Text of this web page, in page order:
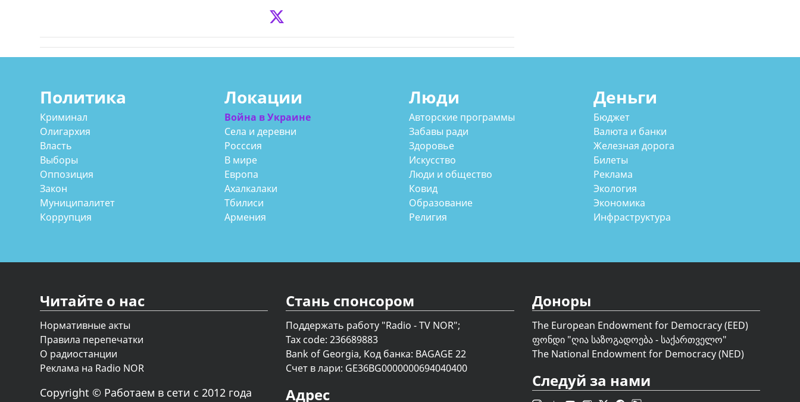
Политика
Криминал
Олигархия
Власть
Выборы
Оппозиция
Закон
Муниципалитет
Коррупция
Локации
Война в Украине
Села и деревни
Росссия
В мире
Европа
Ахалкалаки
Тбилиси
Армения
Люди
Авторские программы
Забавы ради
Здоровье
Искусство
Люди и общество
Ковид
Образование
Религия
Деньги
Бюджет
Валюта и банки
Железная дорога
Билеты
Реклама
Экология
Экономика
Инфраструктура
Читайте о нас
Нормативные акты
Правила перепечатки
О радиостанции
Реклама на Radio NOR
Copyright © Работаем в сети с 2012 года
Стань спонсором
Поддержать работу "Radio - TV NOR";
Tax code: 236689883
Bank of Georgia, Код банка: BAGAGE 22
Счет в лари: GE36BG0000000694040400
Адрес
Доноры
The European Endowment for Democracy (EED)
ფონდი "ღია საზოგადოება - საქართველო"
The National Endowment for Democracy (NED)
Следуй за нами